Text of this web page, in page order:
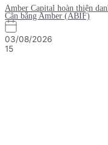
Amber Capital hoàn thiện
Cân bằng Amber (ABIF)
03/08/2026
15